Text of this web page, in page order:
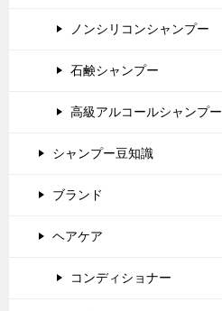
ノンシリコンシャンプー
石鹸シャンプー
高級アルコールシャンプー
シャンプー豆知識
ブランド
ヘアケア
コンディショナー